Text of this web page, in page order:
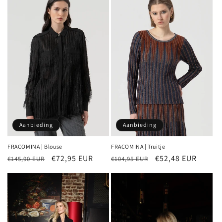
Aanbieding
FRACOMINA | Blouse
Normale
€145,90 EUR Aanbiedingsprijs
€72,95 EUR
Aanbieding
FRACOMINA | Truitje
Normale
€104,95 EUR Aanbiedingsprijs
€52,48 EUR